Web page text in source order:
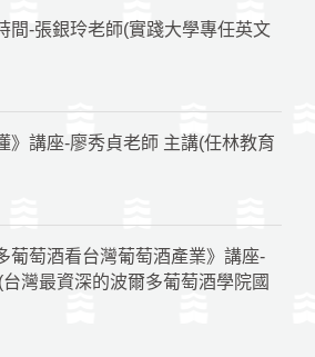
間-張銀玲老師(實踐大學專任英文
》講座-廖秀貞老師 主講(任林教育
葡萄酒看台灣葡萄酒產業》講座-
灣最資深的波爾多葡萄酒學院國